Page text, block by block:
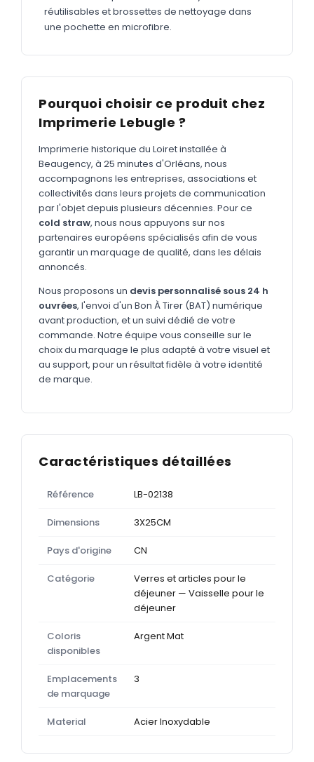
Étiquettes adhésives
Tee-shirts Nouveau
Polos Nouveau
Sweatshirts
GOODIES
Catalogue complet Nouveau
Bureau & écriture
Sacs & voyages
Verres & déjeuner
Technologie
Vêtements
Outils & porte-clés
réutilisables et brossettes de nettoyage dans
une pochette en microfibre.
Pourquoi choisir ce produit chez
Imprimerie Lebugle ?
Imprimerie historique du Loiret installée à
Beaugency, à 25 minutes d'Orléans, nous
accompagnons les entreprises, associations et
collectivités dans leurs projets de communication
par l'objet depuis plusieurs décennies. Pour ce
cold straw, nous nous appuyons sur nos
partenaires européens spécialisés afin de vous
garantir un marquage de qualité, dans les délais
annoncés.
Nous proposons un devis personnalisé sous 24 h
ouvrées, l'envoi d'un Bon À Tirer (BAT) numérique
avant production, et un suivi dédié de votre
commande. Notre équipe vous conseille sur le
choix du marquage le plus adapté à votre visuel et
au support, pour un résultat fidèle à votre identité
de marque.
Caractéristiques détaillées
Référence LB-02138
Dimensions 3X25CM
Pays d'origine CN
Catégorie
Verres et articles pour le
déjeuner — Vaisselle pour le
déjeuner
Coloris
disponibles
Argent Mat
Emplacements
de marquage
3
Material Acier Inoxydable